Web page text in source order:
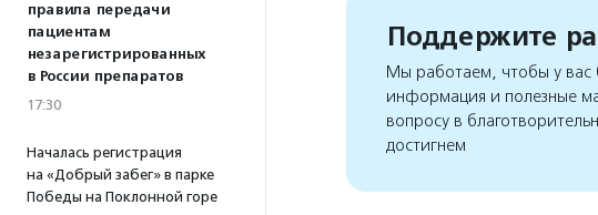
правила передачи
пациентам
незарегистрированных
в России препаратов
17:30
Началась регистрация
на «Добрый забег» в парке
Победы на Поклонной горе
Поддержите
Мы работаем, чтобы у вас
информация и полезные
вопросу в
достигнем